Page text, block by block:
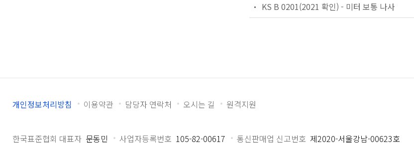
KS B 0201(2021 확인) - 미터 보통 나사
개인정보처리방침 이용약관 담당자 연락처 오시는 길 원격지원
한국표준협회 대표자 문동민 사업자등록번호 105-82-00617 통신판매업 신고번호 제2020-서울강남-00623호